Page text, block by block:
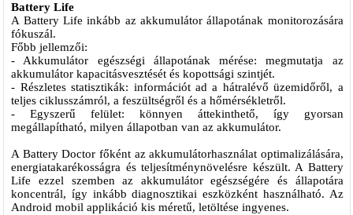
Battery Life
A Battery Life inkább az akkumulátor állapotának monitorozására
fókuszál.
Főbb jellemzői:
- Akkumulátor egészségi állapotának mérése: megmutatja az
akkumulátor kapacitásvesztését és kopottsági szintjét.
- Részletes statisztikák: információt ad a hátralévő üzemidőről, a
teljes ciklusszámról, a feszültségről és a hőmérsékletről.
- Egyszerű felület: könnyen áttekinthető, így gyorsan
megállapítható, milyen állapotban van az akkumulátor.
A Battery Doctor főként az akkumulátorhasználat optimalizálására,
energiatakarékosságra és teljesítménynövelésre készült. A Battery
Life ezzel szemben az akkumulátor egészségére és állapotára
koncentrál, így inkább diagnosztikai eszközként használható. Az
Android mobil applikáció kis méretű, letöltése ingyenes.